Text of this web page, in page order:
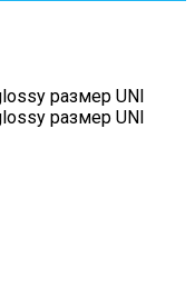
размер UNI
размер UNI